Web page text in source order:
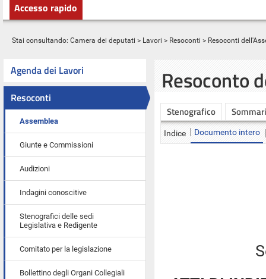
Accesso rapido
Stai consultando: Camera dei deputati > Lavori > Resoconti > Resoconti
Agenda dei Lavori
Resoconti
Assemblea
Giunte e Commissioni
Audizioni
Indagini conoscitive
Stenografici delle sedi
Legislativa e Redigente
Comitato per la legislazione
Bollettino degli Organi Collegiali
Resoconto
Stenografico
Indice Documento intero